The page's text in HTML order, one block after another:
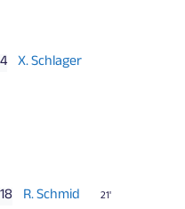
4 X. Schlager
18 R. Schmid 21'